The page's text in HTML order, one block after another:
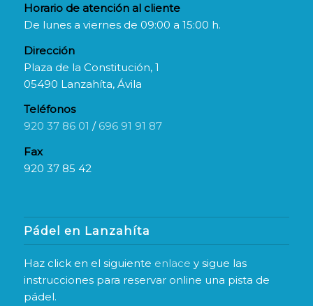
Horario de atención al cliente
De lunes a viernes de 09:00 a 15:00 h.
Dirección
Plaza de la Constitución, 1
05490 Lanzahíta, Ávila
Teléfonos
920 37 86 01 / 696 91 91 87
Fax
920 37 85 42
Pádel en Lanzahíta
Haz click en el siguiente enlace y sigue las
instrucciones para reservar online una pista de
pádel.